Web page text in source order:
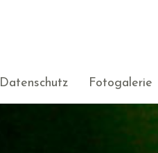
Datenschutz Fotogalerie